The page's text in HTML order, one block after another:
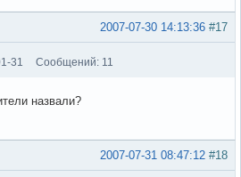
#17
2007-07-30 14:13:36
31 Сообщений: 11
назвали?
#18
2007-07-31 08:47:12